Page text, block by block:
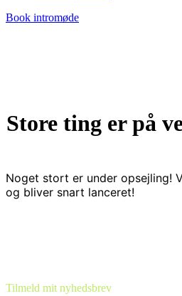
Book intromøde
Store ting er på
Noget stort er under opsejling!
og bliver snart lanceret!
Tilmeld mit nyhedsbrev